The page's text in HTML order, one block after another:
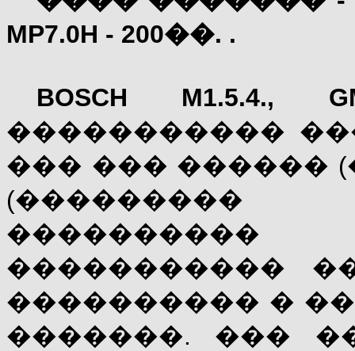
MP7.0H - 200��. .
BOSCH M1.5.4.,
�����������
��� ��� ������
�����������
���������� �
�������. ���